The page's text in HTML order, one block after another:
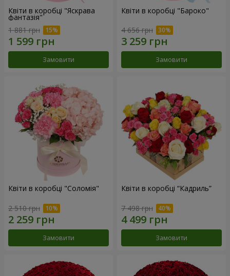
Квіти в коробці "Яскрава
фантазія"
1 881 грн
Замовити
Квіти в коробці "Бароко"
4 656 грн
Замовити
Квіти в коробці "Соломія"
2 510 грн
Замовити
Квіти в коробці “Кадриль”
7 498 грн
Замовити